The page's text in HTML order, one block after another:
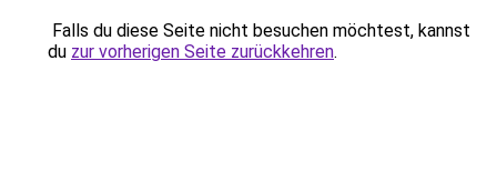
Falls du diese Seite nicht besuchen möchtest, kannst
du zur vorherigen Seite zurückkehren.